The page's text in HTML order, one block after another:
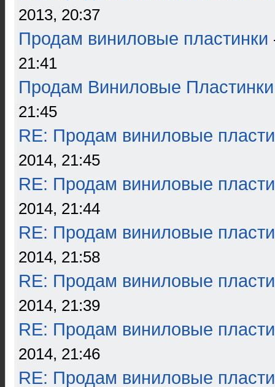
2013, 20:37
Продам виниловые пластинки
21:41
Продам Виниловые Пластинки
21:45
RE: Продам виниловые
2014, 21:45
RE: Продам виниловые
2014, 21:44
RE: Продам виниловые
2014, 21:58
RE: Продам виниловые
2014, 21:39
RE: Продам виниловые
2014, 21:46
RE: Продам виниловые